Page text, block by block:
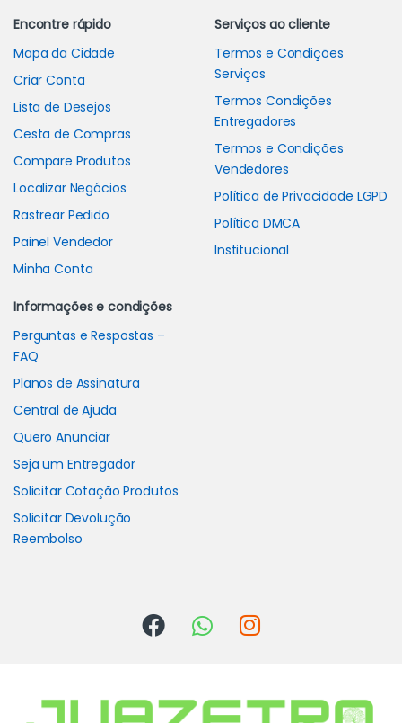
Encontre rápido
Mapa da Cidade
Criar Conta
Lista de Desejos
Cesta de Compras
Compare Produtos
Localizar Negócios
Rastrear Pedido
Painel Vendedor
Minha Conta
Serviços ao cliente
Termos e Condições
Serviços
Termos Condições
Entregadores
Termos e Condições
Vendedores
Política de Privacidade LGPD
Política DMCA
Institucional
Informações e condições
Perguntas e Respostas –
FAQ
Planos de Assinatura
Central de Ajuda
Quero Anunciar
Seja um Entregador
Solicitar Cotação Produtos
Solicitar Devolução
Reembolso